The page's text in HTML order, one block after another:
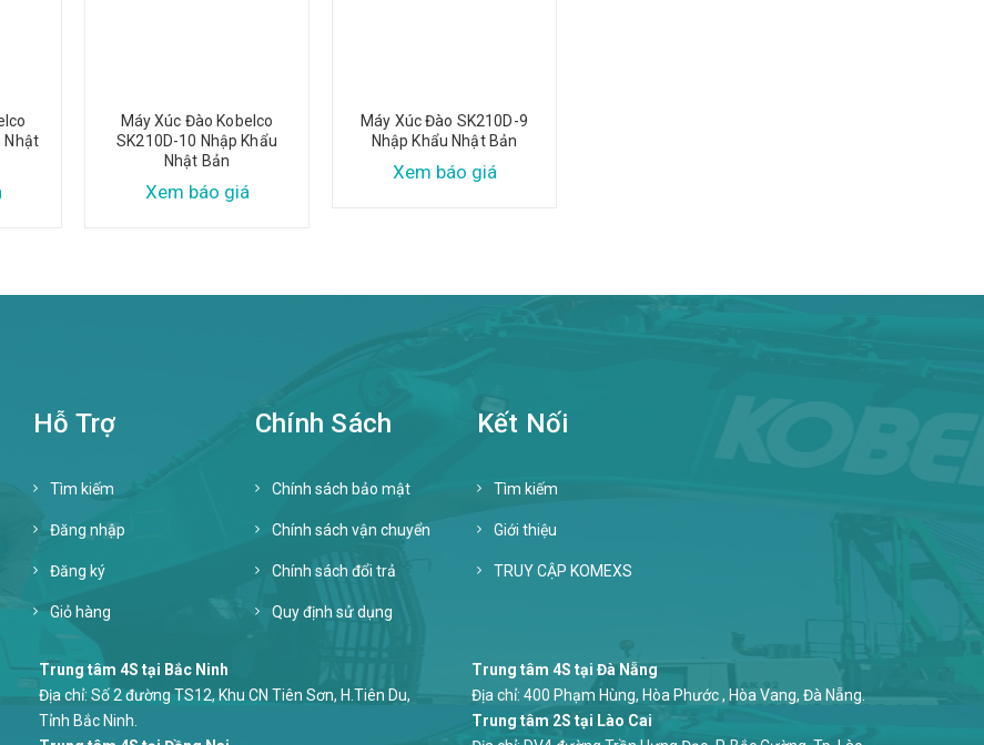
Nhật
Máy Xúc Đào Kobelco
SK210D-10 Nhập Khẩu
Nhật Bản
Xem báo giá
Máy Xúc Đào SK210D-9
Nhập Khẩu Nhật Bản
Xem báo giá
Hỗ Trợ
Tìm kiếm
Đăng nhập
Đăng ký
Giỏ hàng
Chính Sách
Chính sách bảo mật
Chính sách vận chuyển
Chính sách đổi trả
Quy định sử dụng
Kết Nối
Tìm kiếm
Giới thiệu
TRUY CẬP KOMEXS
Trung tâm 4S tại Bắc Ninh
Địa chỉ: Số 2 đường TS12, Khu CN Tiên Sơn, H.Tiên Du,
Tỉnh Bắc Ninh.
Trung tâm 4S tại Đà Nẵng
Địa chỉ: 400 Phạm Hùng, Hòa Phước , Hòa Vang, Đà Nẵng.
Trung tâm 2S tại Lào Cai